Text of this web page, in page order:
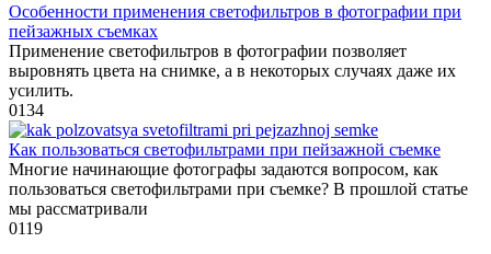
Особенности применения светофильтров в фотографии при
пейзажных съемках
Применение светофильтров в фотографии позволяет
выровнять цвета на снимке, а в некоторых случаях даже их
усилить.
0134
Как пользоваться светофильтрами при пейзажной съемке
Многие начинающие фотографы задаются вопросом, как
пользоваться светофильтрами при съемке? В прошлой статье
мы рассматривали
0119